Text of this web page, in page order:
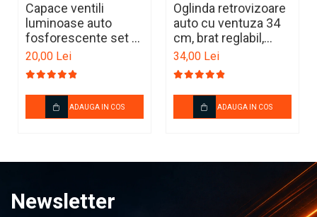
Capace ventili
luminoase auto
fosforescente set 4
bucati
20,00 Lei
ADAUGA IN COS
Oglinda retrovizoare
auto cu ventuza 34
cm, brat reglabil,
universala
34,00 Lei
ADAUGA IN COS
Newsletter